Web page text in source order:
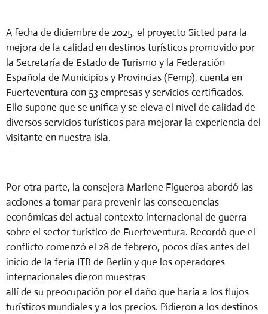
Afecha de diciembre de 2025, el proyecto Sicted para la
mejora de la calidad en destinos turísticos promovido por
la Secretaría de Estado de Turismo y la Federación
Española de Municipios y Provincias (Femp), cuenta en
Fuerteventura con 53 empresas y servicios certificados.
Ello supone que se unifica y se eleva el nivel de calidad de
diversos servicios turísticos para mejorar la experiencia del
visitante en nuestra isla.
Por otra parte, la consejera Marlene Figueroa abordó las
acciones a tomar para prevenir las consecuencias
económicas del actual contexto internacional de guerra
sobre el sector turístico de Fuerteventura. Recordó que el
conflicto comenzó el 28 de febrero, pocos días antes del
inicio de la feria ITB de Berlín y que los operadores
internacionalesdieron muestras
allíde su preocupación porel daño que haría a los flujos
turísticos mundiales y a los precios. Pidieron a los destinos